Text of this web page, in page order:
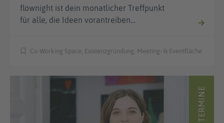
flownight ist dein monatlicher Treffpunkt
für alle, die Ideen vorantreiben…
Co-Working Space, Existenzgründung, Meeting- & Eventfläche
TERMINE